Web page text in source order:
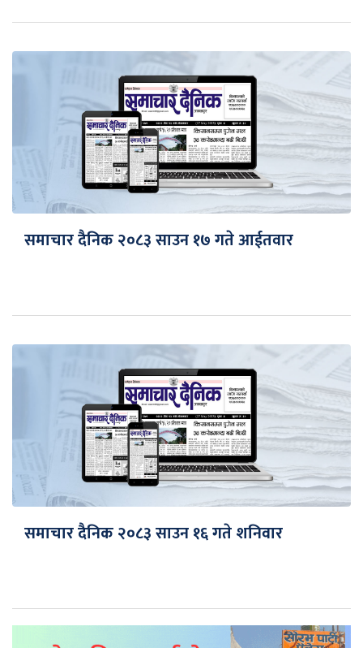
समाचार दैनिक २०८३ साउन १७ गते आईतवार
समाचार दैनिक २०८३ साउन १६ गते शनिवार